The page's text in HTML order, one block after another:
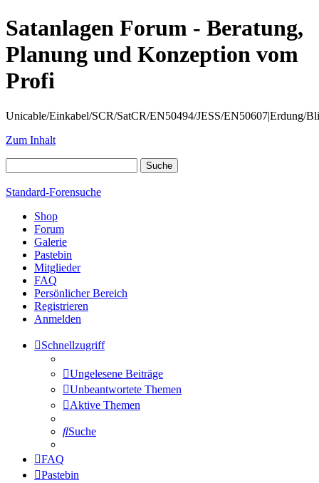
Satanlagen Forum - Beratung,
Planung und Konzeption vom
Profi
Unicable/Einkabel/SCR/SatCR/EN50494/JESS/EN50607|Erdung/
Zum Inhalt
Standard-Forensuche
Shop
Forum
Galerie
Pastebin
Mitglieder
FAQ
Persönlicher Bereich
Registrieren
Anmelden
Schnellzugriff
Ungelesene Beiträge
Unbeantwortete Themen
Aktive Themen
Suche
FAQ
Pastebin